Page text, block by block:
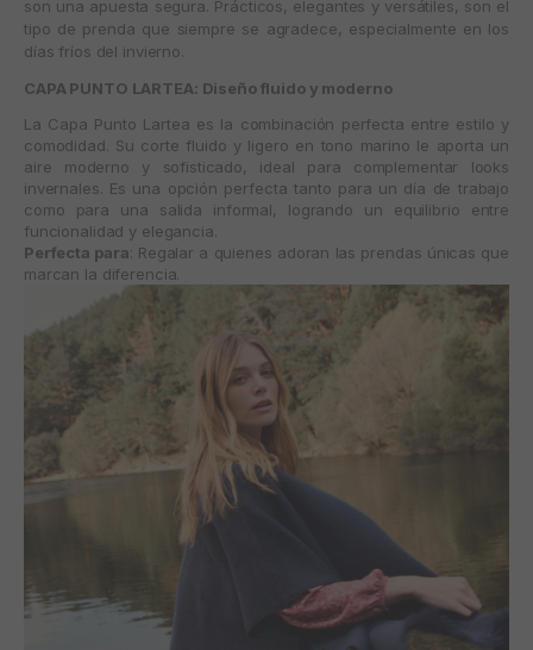
son una apuesta segura. Prácticos, elegantes y versátiles, son el
tipo de prenda que siempre se agradece, especialmente en los
días fríos del invierno.
CAPA PUNTO LARTEA: Diseño fluido y moderno
La Capa Punto Lartea es la combinación perfecta entre estilo y
comodidad. Su corte fluido y ligero en tono marino le aporta un
aire moderno y sofisticado, ideal para complementar looks
invernales. Es una opción perfecta tanto para un día de trabajo
como para una salida informal, logrando un equilibrio entre
funcionalidad y elegancia.
Perfecta para: Regalar a quienes adoran las prendas únicas que
marcan la diferencia.